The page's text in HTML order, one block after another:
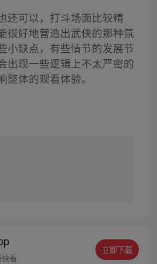
还可以，打斗场面比较精
很好地营造出武侠的那种氛
小缺点，有些情节的发展节
出现一些逻辑上不太严密的
体的观看体验。
看
立即下载